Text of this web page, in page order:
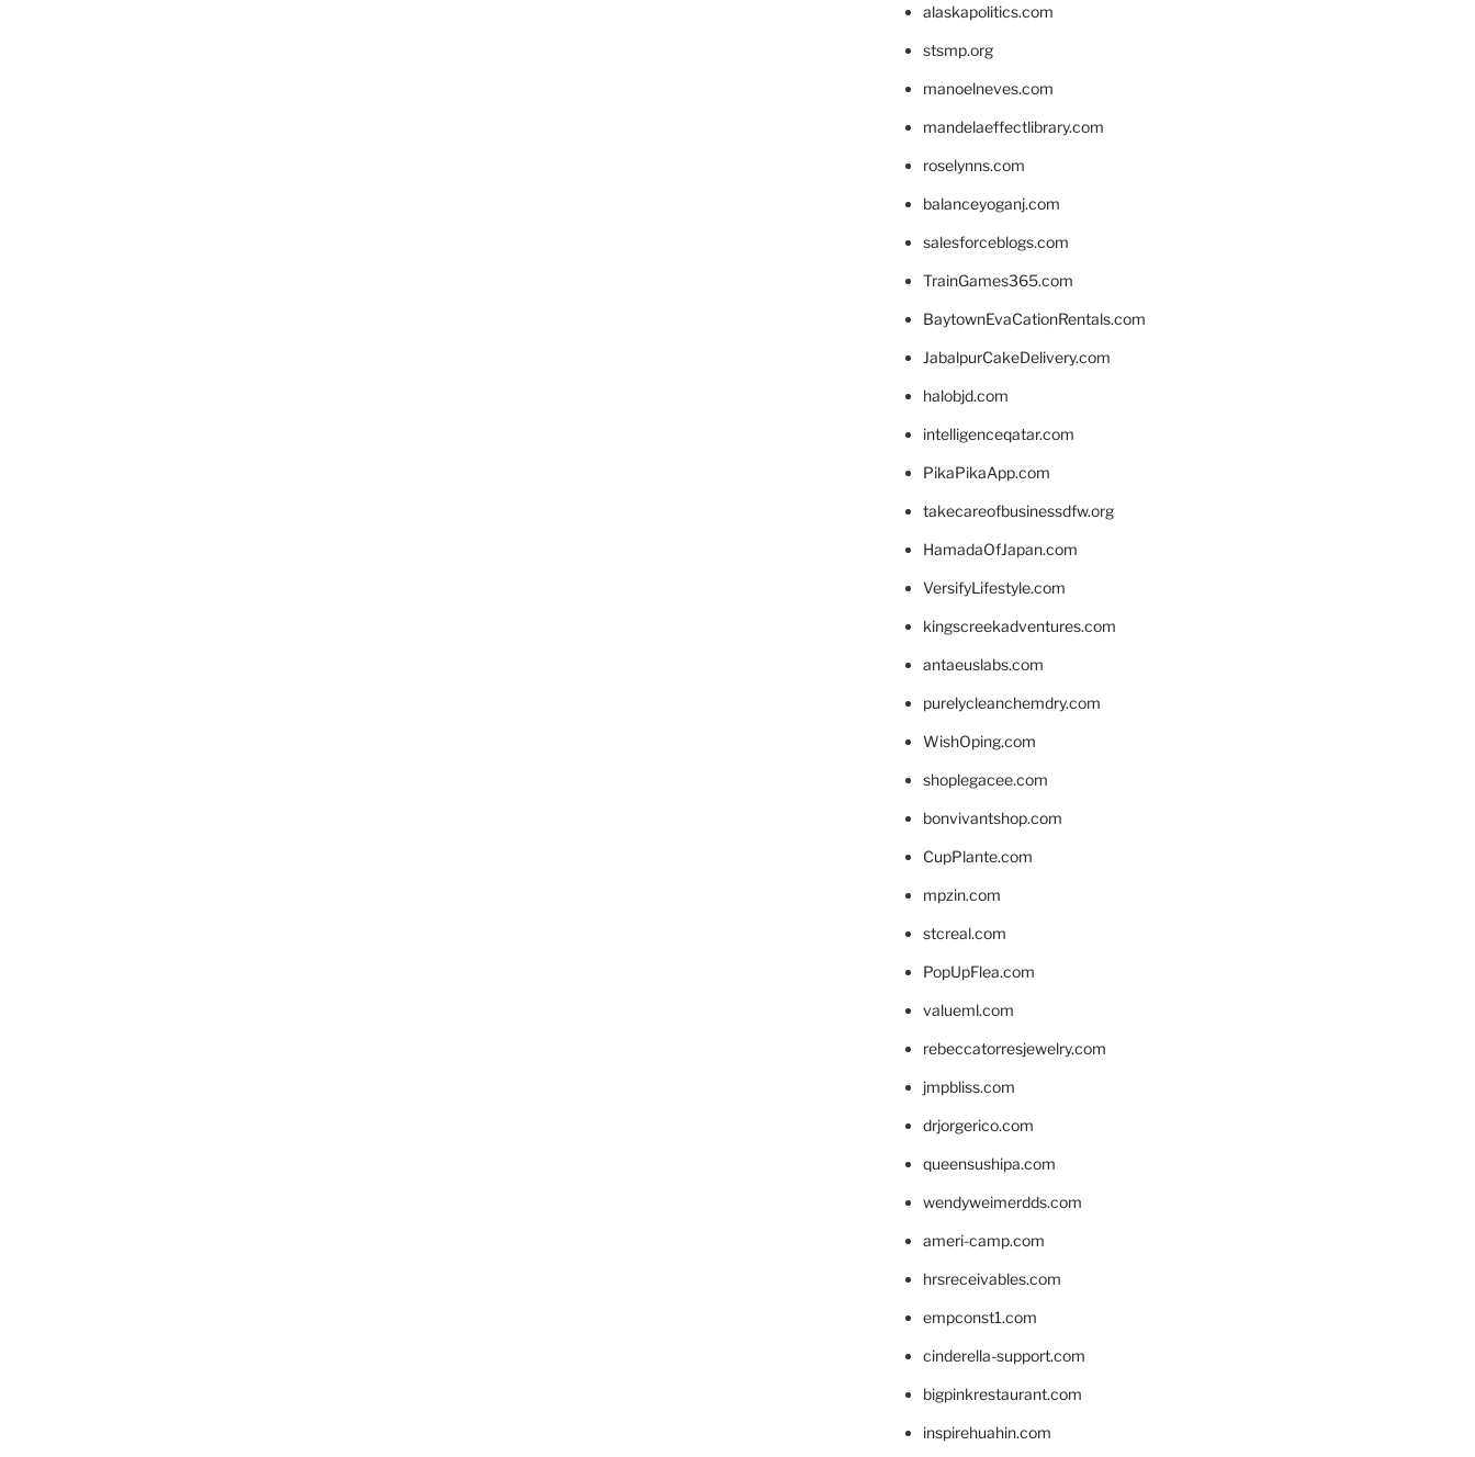
alaskapolitics.com
stsmp.org
manoelneves.com
mandelaeffectlibrary.com
roselynns.com
balanceyoganj.com
salesforceblogs.com
TrainGames365.com
BaytownEvaCationRentals.com
JabalpurCakeDelivery.com
halobjd.com
intelligenceqatar.com
PikaPikaApp.com
takecareofbusinessdfw.org
HamadaOfJapan.com
VersifyLifestyle.com
kingscreekadventures.com
antaeuslabs.com
purelycleanchemdry.com
WishOping.com
shoplegacee.com
bonvivantshop.com
CupPlante.com
mpzin.com
stcreal.com
PopUpFlea.com
valueml.com
rebeccatorresjewelry.com
jmpbliss.com
drjorgerico.com
queensushipa.com
wendyweimerdds.com
ameri-camp.com
hrsreceivables.com
empconst1.com
cinderella-support.com
bigpinkrestaurant.com
inspirehuahin.com